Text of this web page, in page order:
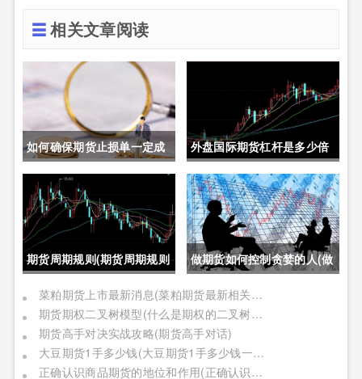
相关文章阅读
如何确保期货止损单一定成
交成功(如何确保期货止损单
一定成交成功呢)
外盘国际期货杠杆是多少倍
(外盘国际期货杠杆是多少倍
的)
期货周期规则(期货周期规则
是什么)
做期货如何控制贪婪的人(做
期货如何控制贪婪的人呢)
菜粕期货上市最新消息(菜粕期货最新相关信息)
期货期权二叉树模型(什么是期权的二叉树模型)
期货高手对决实战攻略(期货高手对话)
大豆期货1手多少钱(大豆期货1手多少钱一个)
正确认识商品期货的地位和作用(正确认识商品期货的地位和作用是什么)